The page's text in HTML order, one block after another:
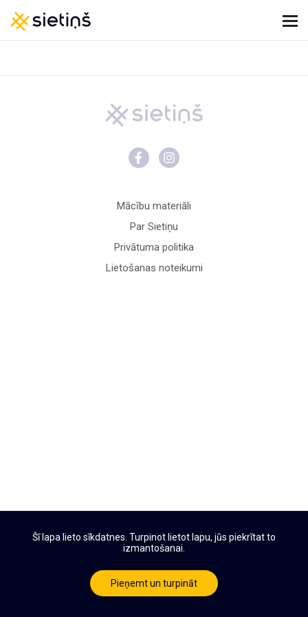
Šī lapa lieto sīkdatnes. Turpinot lietot lapu, jūs piekrītat to
izmantošanai.
Pieņemt un turpināt
Mācību materiāli
Par Sietiņu
Privātuma politika
Lietošanas noteikumi